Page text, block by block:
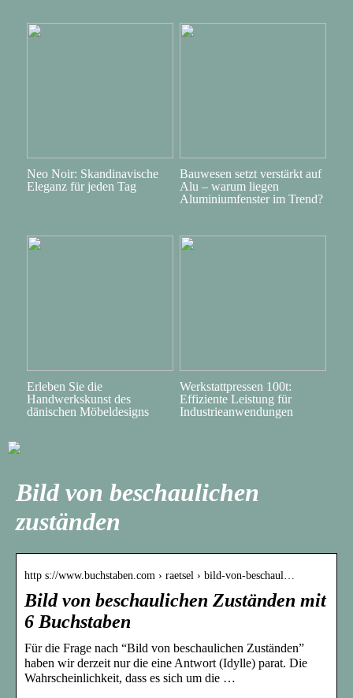
Neo Noir: Skandinavische
Eleganz für jeden Tag
Bauwesen setzt verstärkt auf
Alu – warum liegen
Aluminiumfenster im Trend?
Erleben Sie die
Handwerkskunst des
dänischen Möbeldesigns
Werkstattpressen 100t:
Effiziente Leistung für
Industrieanwendungen
Bild von beschaulichen
zuständen
http s://www.buchstaben.com › raetsel › bild-von-beschaul…
Bild von beschaulichen Zuständen mit
6 Buchstaben
Für die Frage nach “Bild von beschaulichen Zuständen”
haben wir derzeit nur die eine Antwort (Idylle) parat. Die
Wahrscheinlichkeit, dass es sich um die …